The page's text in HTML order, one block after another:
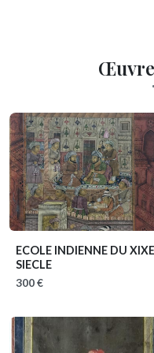
ECOLE INDIENNE DU XIXE
SIECLE
300 €